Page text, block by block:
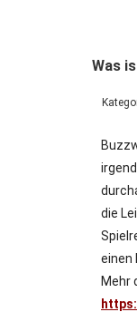
Was
die
einen
Mehr